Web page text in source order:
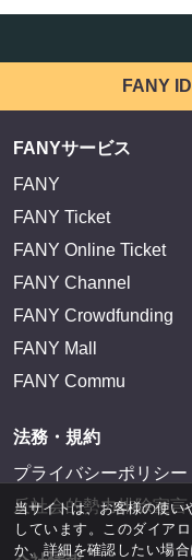
FANY
FANYサービス
FANY
FANY Ticket
FANY Online Ticket
FANY Channel
FANY Crowdfunding
FANY Mall
FANY Commu
法務・規約
プライバシーポリシー
反社会的勢力排除宣言
当サイトは、お客様の使
しています。このダイア
か、詳細を確認したい場合